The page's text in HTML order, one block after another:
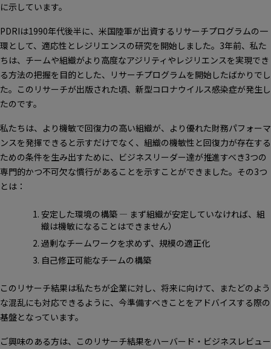
に示しています。
PDRIは1990年代後半に、米国陸軍が出資するリサーチプログラムの一
環として、適応性とレジリエンスの研究を開始しました。3年前、私た
ちは、チームや組織がより高度なアジリティやレジリエンスを実現でき
る方法の把握を目的とした、リサーチプログラムを開始したばかりでし
た。このリサーチが出版された頃、新型コロナウイルス感染症が発生し
たのです。
私たちは、より機敏で回復力の高い組織が、より優れた財務パフォーマ
ンスを発揮できると示すだけでなく、組織の機敏性と回復力が存在する
ための条件を生み出すために、ビジネスリーダー達が推進すべき3つの
専門的かつ不可欠な慣行があることを示すことができました。その3つ
とは：
安定した環境の構築 ― まず組織が安定していなければ、組
織は機敏になることはできません）
過剰なチームワークを求めず、規模の適正化
自己修正可能なチームの構築
このリサーチ結果は私たちが企業に対し、将来に向けて、またどのよう
な混乱にも対応できるように、今準備すべきことをアドバイスする際の
基盤となっています。
ご興味のある方は、このリサーチ結果をハーバード・ビジネスレビュー